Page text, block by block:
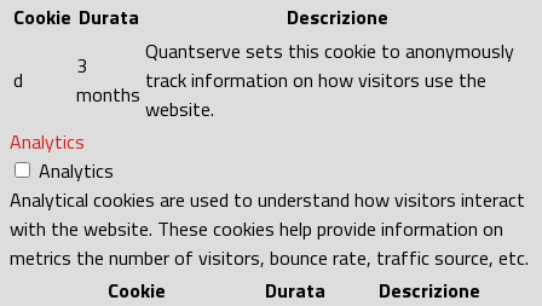
Cookie Durata Descrizione
d
3
months
Quantserve sets this cookie to anonymously
track information on how visitors use the
website.
Analytics
Analytics
Analytical cookies are used to understand how visitors interact
with the website. These cookies help provide information on
metrics the number of visitors, bounce rate, traffic source, etc.
Cookie
Durata Descrizione